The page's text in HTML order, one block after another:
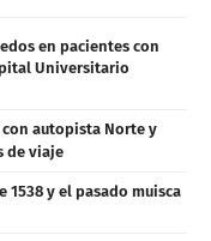
en pacientes con
Universitario
autopista Norte y
de viaje
1538 y el pasado muisca